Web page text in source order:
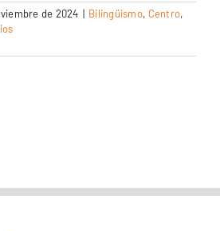
de 2024 | Bilingüismo, Centro,